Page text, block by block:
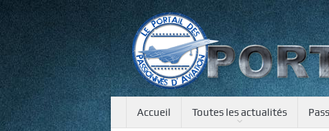
Accueil Toutes les actualités